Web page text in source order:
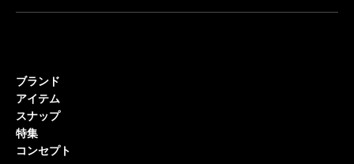
ブランド
アイテム
スナップ
特集
コンセプト